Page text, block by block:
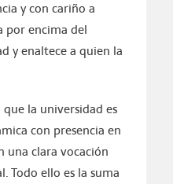
y con cariño a
por encima del
y enaltece a quien la
la universidad es
con presencia en
una clara vocación
Todo ello es la suma